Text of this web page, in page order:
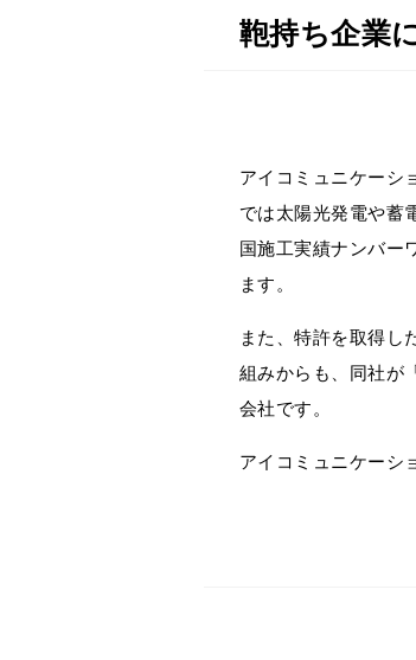
鞄持ち企業
アイコミュニケーシ
では太陽光発電や蓄
国施工実績ナンバー
ます。
また、特許を取得し
組みからも、同社が
会社です。
アイコミュニケーシ